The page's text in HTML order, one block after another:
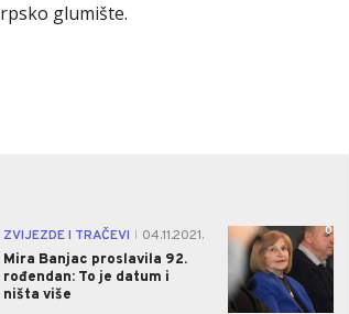
glumište.
ZVIJEZDE I TRAČEVI
04.11.2021.
Mira Banjac proslavila 92.
rođendan: To je datum i
ništa više
0